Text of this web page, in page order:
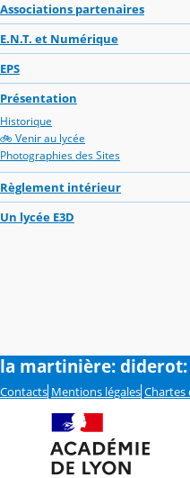
Associations partenaires
E.N.T. et Numérique
EPS
Présentation
Historique
🚲 Venir au lycée
Photographies des Sites
Règlement intérieur
Un lycée E3D
la martinière: diderot:
Contacts Mentions légales